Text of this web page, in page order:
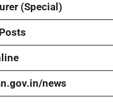
(Special)
news